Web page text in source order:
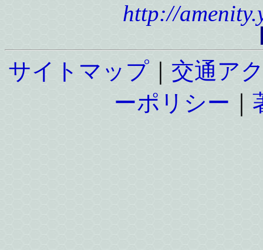
http://
サイトマップ
交通ア
ーポリシー